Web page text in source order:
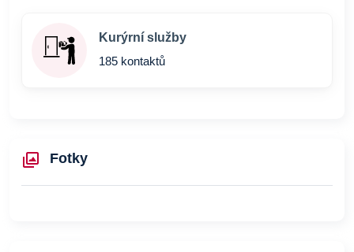
Kurýrní služby
185 kontaktů
Fotky